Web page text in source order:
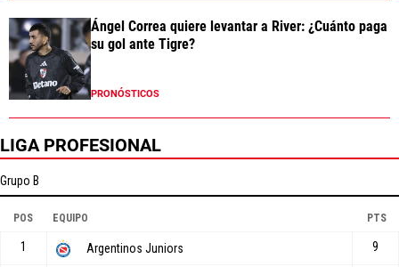
Ángel Correa quiere levantar a River: ¿Cuánto paga
su gol ante Tigre?
PRONÓSTICOS
LIGA PROFESIONAL